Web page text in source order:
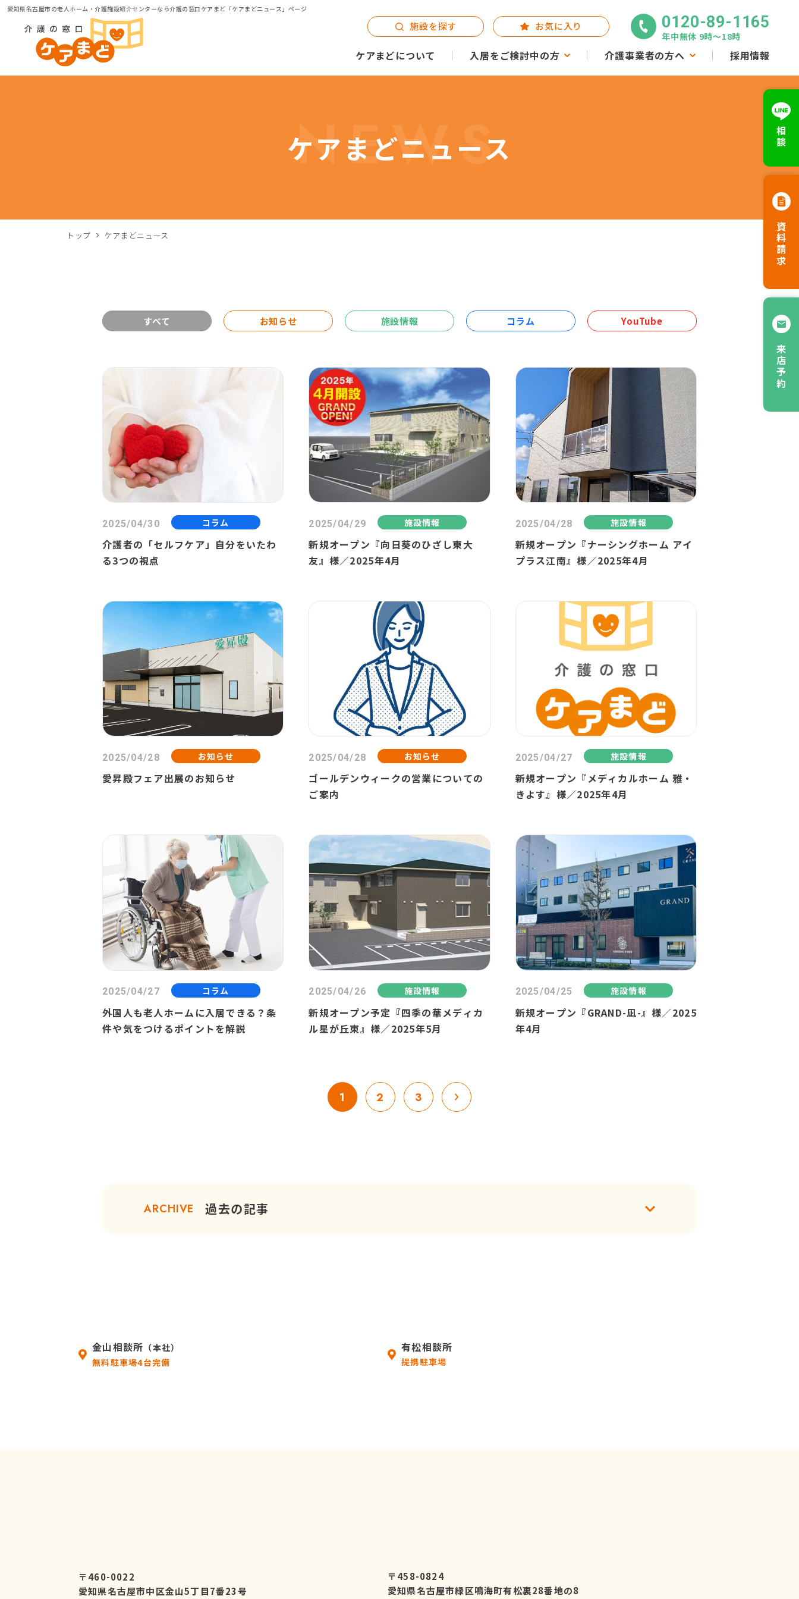
愛知県名古屋市の老人ホーム・介護施設紹介センターなら介護の窓口ケアまど「ケアまどニュース」ページ
ケアまどについて 入居をご検討中の方 介護事業者の方へ 採用情報
施設を探す お気に入り 0120-89-1165
年中無休 9時〜18時
相談
資料請求
来店予約
NEWS
ケアまどニュース
トップ ケアまどニュース
すべて お知らせ 施設情報 コラム YouTube
2025/04/30 コラム
介護者の「セルフケア」自分をいたわ
る3つの視点
2025/04/29 施設情報
新規オープン『向日葵のひざし東大
友』様／2025年4月
2025/04/28 施設情報
新規オープン『ナーシングホーム アイ
プラス江南』様／2025年4月
2025/04/28 お知らせ
愛昇殿フェア出展のお知らせ
2025/04/28 お知らせ
ゴールデンウィークの営業についての
ご案内
2025/04/27 施設情報
新規オープン『メディカルホーム 雅・
きよす』様／2025年4月
2025/04/27 コラム
外国人も老人ホームに入居できる？条
件や気をつけるポイントを解説
2025/04/26 施設情報
新規オープン予定『四季の華メディカ
ル星が丘東』様／2025年5月
2025/04/25 施設情報
新規オープン『GRAND-凪-』様／2025
年4月
1 2 3
ARCHIVE 過去の記事
金山相談所 （本社）
無料駐車場4台完備
〒460-0022
愛知県名古屋市中区金山5丁目7番23号
有松相談所
提携駐車場
〒458-0824
愛知県名古屋市緑区鳴海町有松裏28番地の8